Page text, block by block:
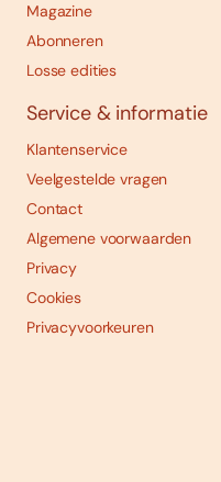
Magazine
Abonneren
Losse edities
Service & informatie
Klantenservice
Veelgestelde vragen
Contact
Algemene voorwaarden
Privacy
Cookies
Privacyvoorkeuren